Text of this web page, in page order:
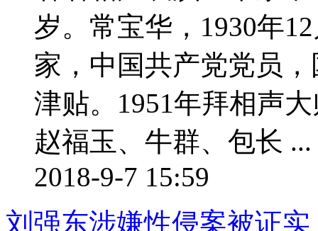
岁。常宝华，1930年
家，中国共产党党员
津贴。1951年拜相声
赵福玉、牛群、包长 ...
2018-9-7 15:59
刘强东涉嫌性侵案被证